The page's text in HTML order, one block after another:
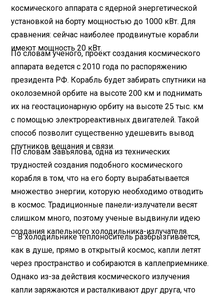
космического аппарата с ядерной энергетической
установкой на борту мощностью до 1000 кВт. Для
сравнения: сейчас наиболее продвинутые корабли
имеют мощность 20 кВт.
По словам ученого, проект создания космического
аппарата ведется с 2010 года по распоряжению
президента РФ. Корабль будет забирать спутники на
околоземной орбите на высоте 200 км и поднимать
их на геостационарную орбиту на высоте 25 тыс. км
с помощью электрореактивных двигателей. Такой
способ позволит существенно удешевить вывод
спутников вещания и связи.
По словам Завьялова, одна из технических
трудностей создания подобного космического
корабля в том, что на его борту вырабатывается
множество энергии, которую необходимо отводить
в космос. Традиционные панели-излучатели весят
слишком много, поэтому ученые выдвинули идею
создания капельного холодильника-излучателя.
– В холодильнике теплоноситель разбрызгивается,
как в душе, прямо в открытый космос, капли летят
через пространство и собираются в каплеприемнике.
Однако из-за действия космического излучения
капли заряжаются и расталкивают друг друга, что